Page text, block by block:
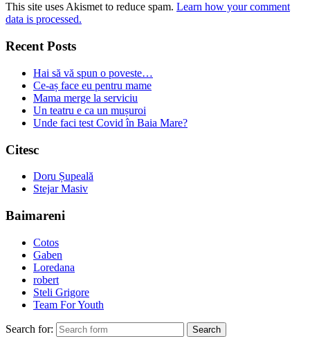
This site uses Akismet to reduce spam. Learn how your comment
data is processed.
Recent Posts
Hai să vă spun o poveste…
Ce-aș face eu pentru mame
Mama merge la serviciu
Un teatru e ca un mușuroi
Unde faci test Covid în Baia Mare?
Citesc
Doru Șupeală
Stejar Masiv
Baimareni
Cotos
Gaben
Loredana
robert
Steli Grigore
Team For Youth
Search for: